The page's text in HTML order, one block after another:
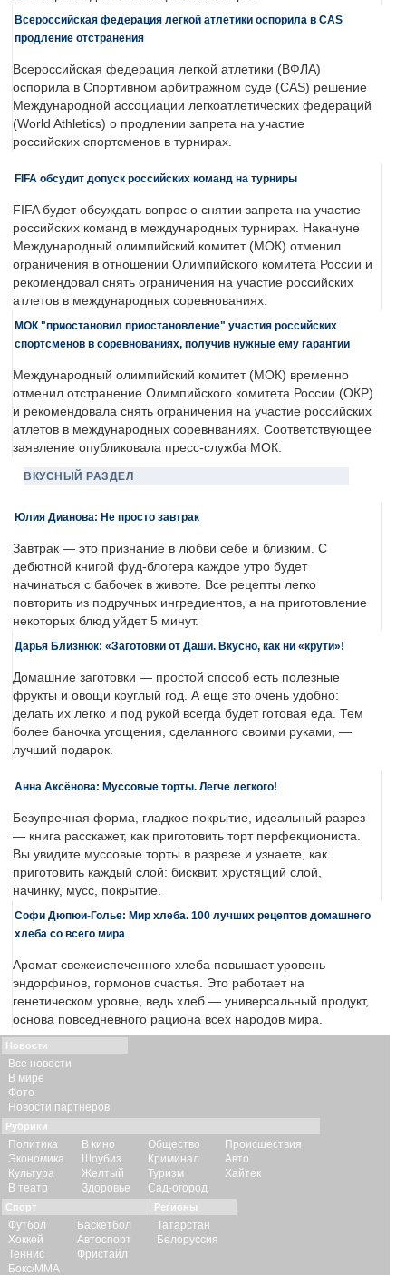
Всероссийская федерация легкой атлетики оспорила в CAS
продление отстранения
Всероссийская федерация легкой атлетики (ВФЛА)
оспорила в Спортивном арбитражном суде (CAS) решение
Международной ассоциации легкоатлетических федераций
(World Athletics) о продлении запрета на участие
российских спортсменов в турнирах.
FIFA обсудит допуск российских команд на турниры
FIFA будет обсуждать вопрос о снятии запрета на участие
российских команд в международных турнирах. Накануне
Международный олимпийский комитет (МОК) отменил
ограничения в отношении Олимпийского комитета России и
рекомендовал снять ограничения на участие российских
атлетов в международных соревнованиях.
МОК "приостановил приостановление" участия российских
спортсменов в соревнованиях, получив нужные ему гарантии
Международный олимпийский комитет (МОК) временно
отменил отстранение Олимпийского комитета России (ОКР)
и рекомендовала снять ограничения на участие российских
атлетов в международных соревнваниях. Соответствующее
заявление опубликовала пресс-служба МОК.
ВКУСНЫЙ РАЗДЕЛ
Юлия Дианова: Не просто завтрак
Завтрак — это признание в любви себе и близким. С
дебютной книгой фуд-блогера каждое утро будет
начинаться с бабочек в животе. Все рецепты легко
повторить из подручных ингредиентов, а на приготовление
некоторых блюд уйдет 5 минут.
Дарья Близнюк: «Заготовки от Даши. Вкусно, как ни «крути»!
Домашние заготовки — простой способ есть полезные
фрукты и овощи круглый год. А еще это очень удобно:
делать их легко и под рукой всегда будет готовая еда. Тем
более баночка угощения, сделанного своими руками, —
лучший подарок.
Анна Аксёнова: Муссовые торты. Легче легкого!
Безупречная форма, гладкое покрытие, идеальный разрез
— книга расскажет, как приготовить торт перфекциониста.
Вы увидите муссовые торты в разрезе и узнаете, как
приготовить каждый слой: бисквит, хрустящий слой,
начинку, мусс, покрытие.
Софи Дюпюи-Голье: Мир хлеба. 100 лучших рецептов домашнего
хлеба со всего мира
Аромат свежеиспеченного хлеба повышает уровень
эндорфинов, гормонов счастья. Это работает на
генетическом уровне, ведь хлеб — универсальный продукт,
основа повседневного рациона всех народов мира.
Новости
Все новости
В мире
Фото
Новости партнеров
Рубрики
Политика
Экономика
Культура
В театр
В кино
Шоубиз
Желтый
Здоровье
Общество
Криминал
Туризм
Сад-огород
Происшествия
Авто
Хайтек
Спорт
Футбол
Хоккей
Теннис
Бокс/ММА
Баскетбол
Автоспорт
Фристайл
Регионы
Татарстан
Белоруссия